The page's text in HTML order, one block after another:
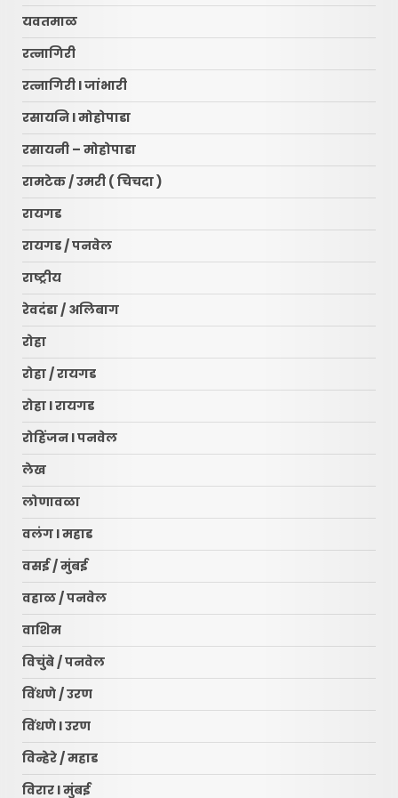
यवतमाळ
रत्नागिरी
रत्नागिरी l जांभारी
रसायनि l मोहोपाडा
रसायनी – मोहोपाडा
रामटेक / उमरी ( चिचदा )
रायगड
रायगड / पनवेल
राष्ट्रीय
रेवदंडा / अलिबाग
रोहा
रोहा / रायगड
रोहा l रायगड
रोहिंजन l पनवेल
लेख
लोणावळा
वलंग l महाड
वसई / मुंबई
वहाळ / पनवेल
वाशिम
विचुंबे / पनवेल
विंधणे / उरण
विंधणे l उरण
विन्हेरे / महाड
विरार l मुंबई
3
l दि. १० जुलै २०२६